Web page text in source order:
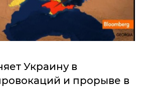
Украину в
и прорыве в